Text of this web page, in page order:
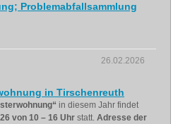
Problemabfallsammlung
26.02.2026
in Tirschenreuth
in diesem Jahr findet
von 10 – 16 Uhr statt. Adresse der